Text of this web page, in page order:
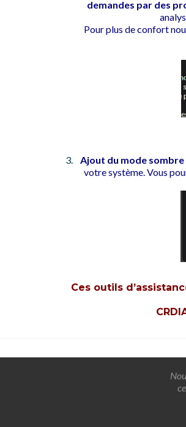
demandes par des
Pour plus de confort
Ajout du mode
votre système. Vous
Ces outils